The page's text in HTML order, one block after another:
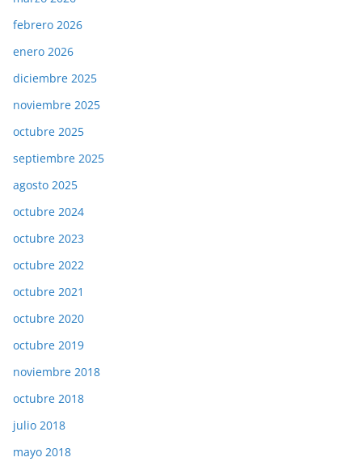
febrero 2026
enero 2026
diciembre 2025
noviembre 2025
octubre 2025
septiembre 2025
agosto 2025
octubre 2024
octubre 2023
octubre 2022
octubre 2021
octubre 2020
octubre 2019
noviembre 2018
octubre 2018
julio 2018
mayo 2018